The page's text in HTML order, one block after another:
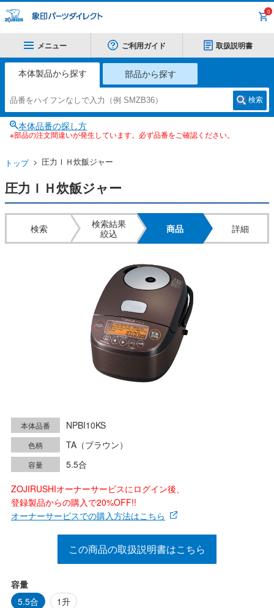
0
メニュー ご利用ガイド 取扱説明書
本体製品から探す 部品から探す
検索
本体品番の探し方
※部品の注文間違いが発生しています。必ず品番をご確認ください。
トップ 圧力ＩＨ炊飯ジャー
圧力ＩＨ炊飯ジャー
検索
検索結果
絞込
商品 詳細
本体品番 NPBI10KS
色柄 TA（ブラウン）
容量
5.5合
ZOJIRUSHIオーナーサービスにログイン後、
登録製品からの購入で20%OFF!!
オーナーサービスでの購入方法はこちら
この商品の取扱説明書はこちら
容量
5.5合
1升